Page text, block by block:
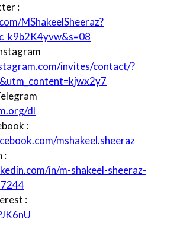
:
MShakeelSheeraz?
invites/contact/?
dl
:
mshakeel.sheeraz
:
in/m-shakeel-sheeraz-
: